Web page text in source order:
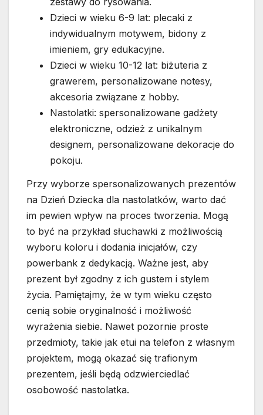
Dzieci w wieku 6-9 lat: plecaki z
indywidualnym motywem, bidony z
imieniem, gry edukacyjne.
Dzieci w wieku 10-12 lat: biżuteria z
grawerem, personalizowane notesy,
akcesoria związane z hobby.
Nastolatki: spersonalizowane gadżety
elektroniczne, odzież z unikalnym
designem, personalizowane dekoracje do
pokoju.
Przy wyborze spersonalizowanych prezentów
na Dzień Dziecka dla nastolatków, warto dać
im pewien wpływ na proces tworzenia. Mogą
to być na przykład słuchawki z możliwością
wyboru koloru i dodania inicjałów, czy
powerbank z dedykacją. Ważne jest, aby
prezent był zgodny z ich gustem i stylem
życia. Pamiętajmy, że w tym wieku często
cenią sobie oryginalność i możliwość
wyrażenia siebie. Nawet pozornie proste
przedmioty, takie jak etui na telefon z własnym
projektem, mogą okazać się trafionym
prezentem, jeśli będą odzwierciedlać
osobowość nastolatka.